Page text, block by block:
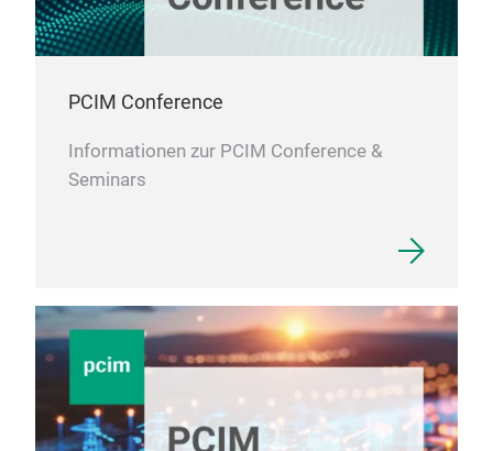
PCIM Conference
Informationen zur PCIM Conference &
Seminars